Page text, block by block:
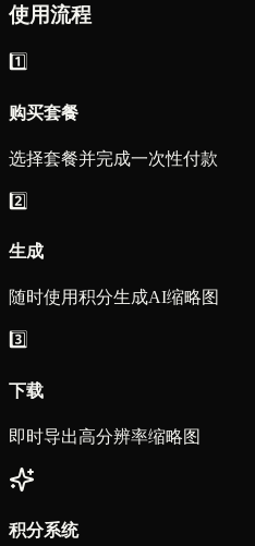
使用流程
1️⃣
购买套餐
选择套餐并完成一次性付款
2️⃣
生成
随时使用积分生成AI缩略图
3️⃣
下载
即时导出高分辨率缩略图
积分系统